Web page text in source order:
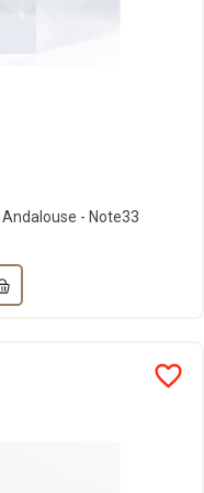
- Note33
favorite_border